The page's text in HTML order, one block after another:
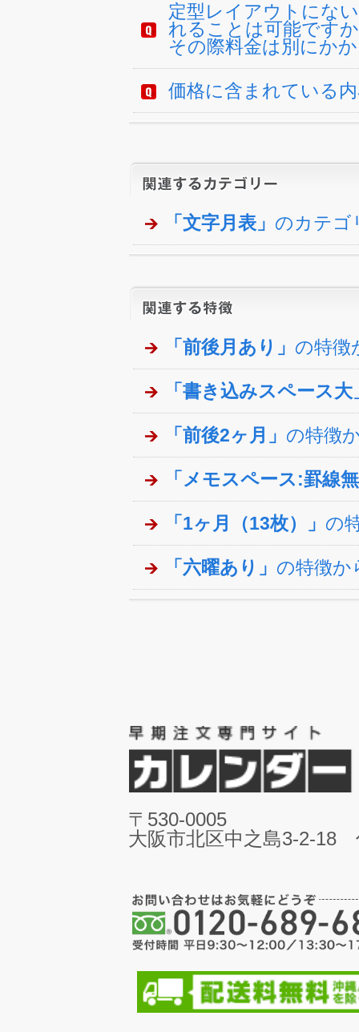
定型レイアウトにな
れることは可能です
その際料金は別にか
価格に含まれている
「文字月表」 のカテゴ
「前後月あり」 の特徴
「書き込みスペース大
「前後2ヶ月」 の特徴
「メモスペース:罫線
「1ヶ月（13枚）」 の
「六曜あり」 の特徴か
〒530-0005
大阪市北区中之島3-2-18